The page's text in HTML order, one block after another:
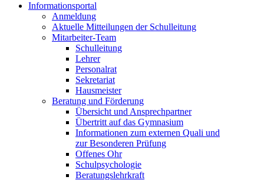
Informationsportal
Anmeldung
Aktuelle Mitteilungen der Schulleitung
Mitarbeiter-Team
Schulleitung
Lehrer
Personalrat
Sekretariat
Hausmeister
Beratung und Förderung
Übersicht und Ansprechpartner
Übertritt auf das Gymnasium
Informationen zum externen Quali und
zur Besonderen Prüfung
Offenes Ohr
Schulpsychologie
Beratungslehrkraft